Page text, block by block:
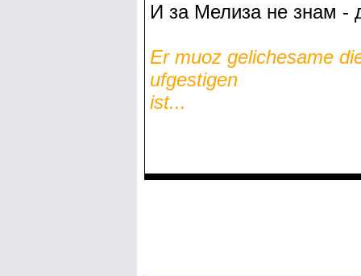
И за Мелиза не знам -
Er muoz gelichesame
ufgestigеn
ist...